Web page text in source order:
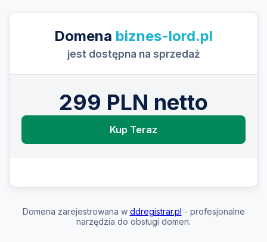
Domena biznes-lord.pl
jest dostępna na sprzedaż
299 PLN netto
Kup Teraz
Domena zarejestrowana w ddregistrar.pl - profesjonalne
narzędzia do obsługi domen.